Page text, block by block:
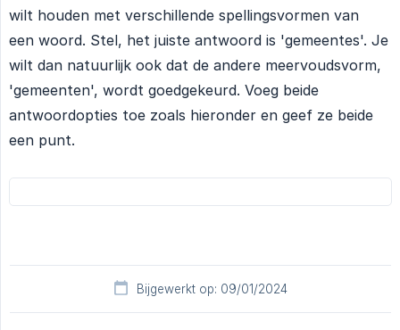
wilt houden met verschillende spellingsvormen van
een woord. Stel, het juiste antwoord is 'gemeentes'. Je
wilt dan natuurlijk ook dat de andere meervoudsvorm,
'gemeenten', wordt goedgekeurd. Voeg beide
antwoordopties toe zoals hieronder en geef ze beide
een punt.
Bijgewerkt op: 09/01/2024